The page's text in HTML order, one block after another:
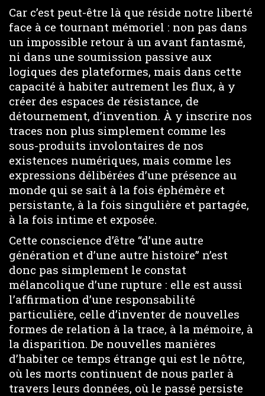
Car c’est peut-être là que réside notre liberté
face à ce tournant mémoriel : non pas dans
un impossible retour à un avant fantasmé,
ni dans une soumission passive aux
logiques des plateformes, mais dans cette
capacité à habiter autrement les flux, à y
créer des espaces de résistance, de
détournement, d’invention. À y inscrire nos
traces non plus simplement comme les
sous-produits involontaires de nos
existences numériques, mais comme les
expressions délibérées d’une présence au
monde qui se sait à la fois éphémère et
persistante, à la fois singulière et partagée,
à la fois intime et exposée.
Cette conscience d’être “d’une autre
génération et d’une autre histoire” n’est
donc pas simplement le constat
mélancolique d’une rupture : elle est aussi
l’affirmation d’une responsabilité
particulière, celle d’inventer de nouvelles
formes de relation à la trace, à la mémoire, à
la disparition. De nouvelles manières
d’habiter ce temps étrange qui est le nôtre,
où les morts continuent de nous parler à
travers leurs données, où le passé persiste